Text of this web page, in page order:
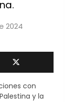
2024
con
y la